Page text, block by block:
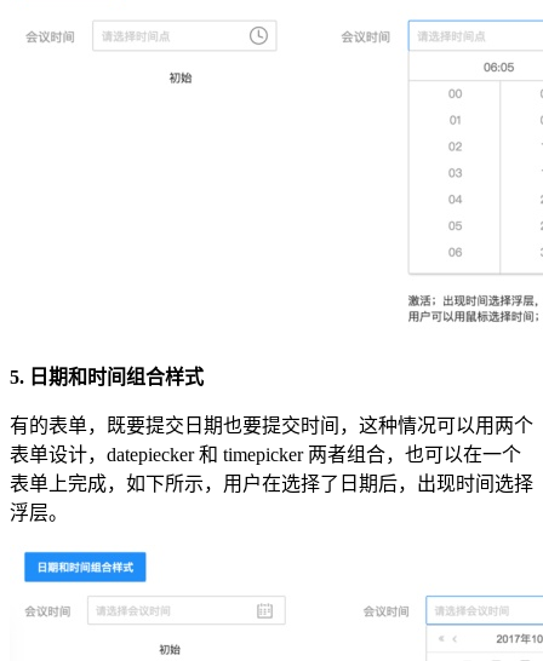
5. 日期和时间组合样式
有的表单，既要提交日期也要提交时间，这种情况可以用两个
表单设计，datepiecker 和 timepicker 两者组合，也可以在一个
表单上完成，如下所示，用户在选择了日期后，出现时间选择
浮层。